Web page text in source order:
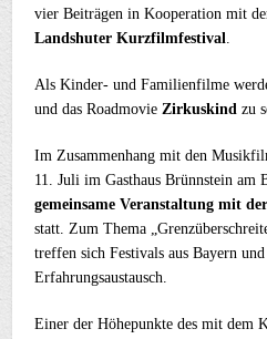
vier Beiträgen in Kooperation mit
Landshuter Kurzfilmfestival.
Als Kinder- und Familienfilme
und das RoadmovieZirkuskind zu
Im Zusammenhang mit den
11. Juli im Gasthaus Brünnstein am
gemeinsame Veranstaltung mit
statt. Zum Thema
treffen sich Festivals aus Bayern
Erfahrungsaustausch.
Einer der Höhepunkte des mit dem